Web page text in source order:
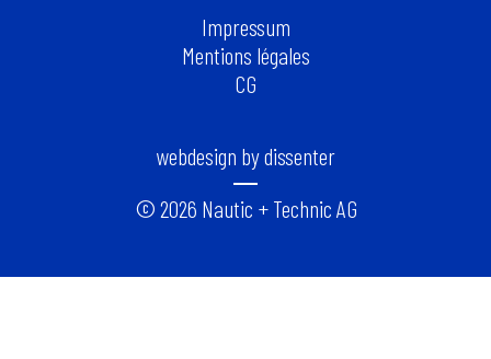
Impressum
Mentions légales
CG
© 2026 Nautic + Technic AG
webdesign by dissenter